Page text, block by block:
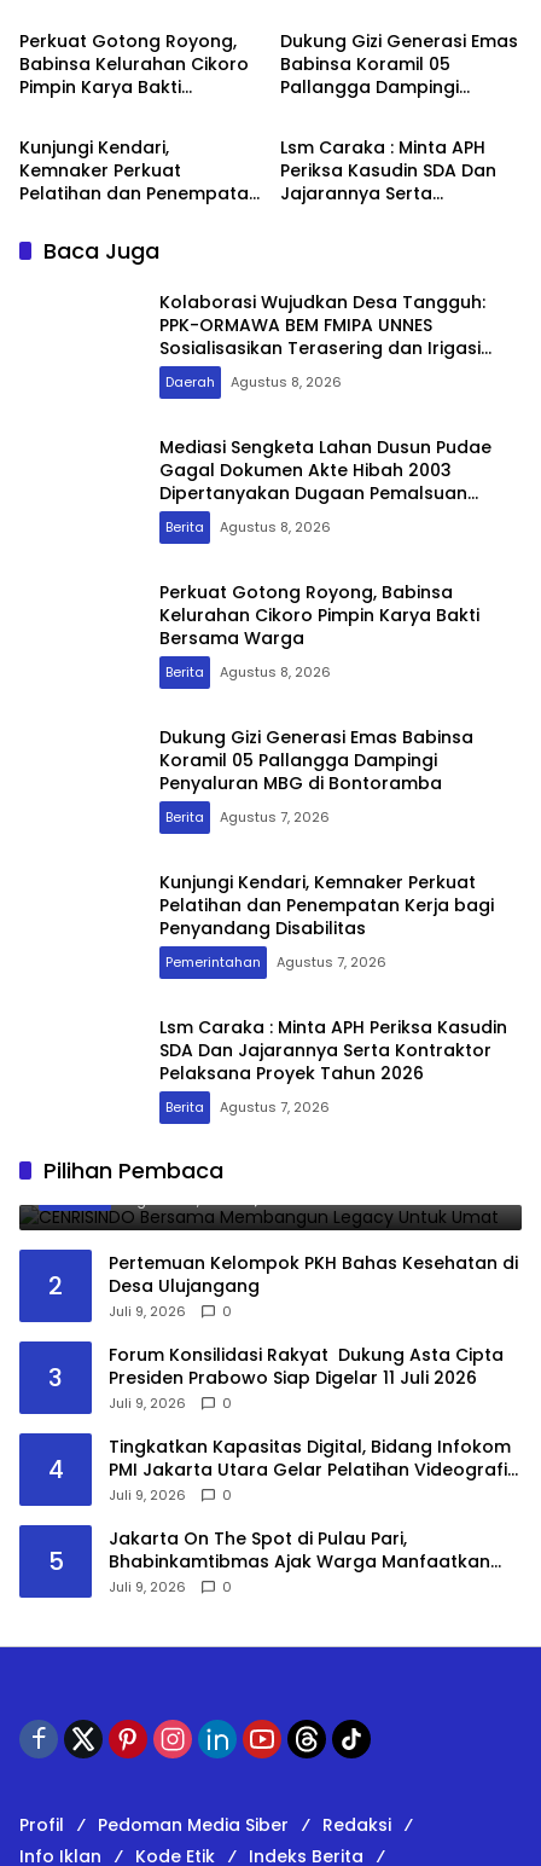
Longsor
Perkuat Gotong Royong,
Babinsa Kelurahan Cikoro
Pimpin Karya Bakti
Dukung Gizi Generasi Emas
Babinsa Koramil 05
Pallangga Dampingi
Pemerintahan
Kunjungi Kendari,
Kemnaker Perkuat
Pelatihan dan Penempatan
Disabilitas
Berita
Lsm Caraka : Minta APH
Periksa Kasudin SDA Dan
Jajarannya Serta
Baca Juga
Kolaborasi Wujudkan Desa Tangguh:
PPK-ORMAWA BEM FMIPA UNNES
Sosialisasikan Terasering dan Irigasi
untuk Mitigasi Longsor
Daerah Agustus 8, 2026
Mediasi Sengketa Lahan Dusun Pudae
Gagal Dokumen Akte Hibah 2003
Dipertanyakan Dugaan Pemalsuan
Mencuat
Berita Agustus 8, 2026
Perkuat Gotong Royong, Babinsa
Kelurahan Cikoro Pimpin Karya Bakti
Bersama Warga
Berita Agustus 8, 2026
Dukung Gizi Generasi Emas Babinsa
Koramil 05 Pallangga Dampingi
Penyaluran MBG di Bontoramba
Berita Agustus 7, 2026
Kunjungi Kendari, Kemnaker Perkuat
Pelatihan dan Penempatan Kerja bagi
Penyandang Disabilitas
Pemerintahan Agustus 7, 2026
Lsm Caraka : Minta APH Periksa Kasudin
SDA Dan Jajarannya Serta Kontraktor
Pelaksana Proyek Tahun 2026
Berita Agustus 7, 2026
Pilihan Pembaca
1
Untuk Umat
2
Pertemuan Kelompok PKH Bahas Kesehatan di
Desa Ulujangang
Juli 9, 2026 0
3
Forum Konsilidasi Rakyat Dukung Asta Cipta
Presiden Prabowo Siap Digelar 11 Juli 2026
Juli 9, 2026 0
4
Tingkatkan Kapasitas Digital, Bidang Infokom
PMI Jakarta Utara Gelar Pelatihan Videografi
Hybrid
Juli 9, 2026 0
5
Jakarta On The Spot di Pulau Pari,
Bhabinkamtibmas Ajak Warga Manfaatkan
Layanan Polri 110
Juli 9, 2026 0
Profil Pedoman Media Siber
Redaksi
Info Iklan
Kode Etik Indeks Berita